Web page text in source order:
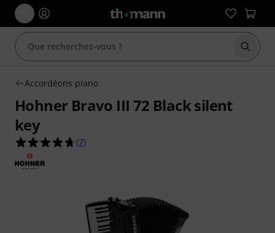
Accordéons piano
Hohner Bravo III 72 Black silent
key
4.7 étoiles sur 5 d'après 7 évaluations clients
(7)